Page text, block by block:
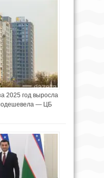
2025 год выросла
— ЦБ